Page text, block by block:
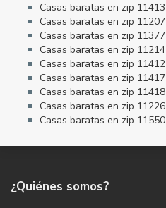
Casas baratas en zip 11413
Casas baratas en zip 11207
Casas baratas en zip 11377
Casas baratas en zip 11214
Casas baratas en zip 11412
Casas baratas en zip 11417
Casas baratas en zip 11418
Casas baratas en zip 11226
Casas baratas en zip 11550
¿Quiénes somos?